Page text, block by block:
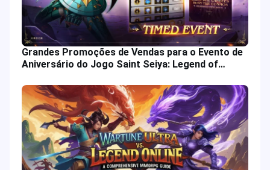
Grandes Promoções de Vendas para o Evento de
Aniversário do Jogo Saint Seiya: Legend of